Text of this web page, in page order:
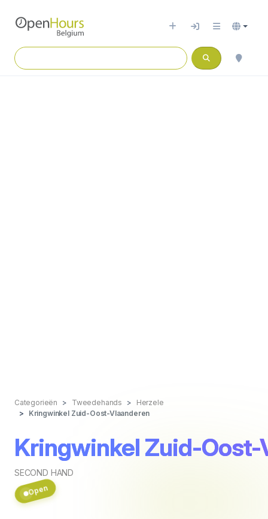
Categorieën Tweedehands
Herzele
Kringwinkel Zuid-Oost-Vlaanderen
Kringwinkel Zuid-Oost-
SECOND HAND
Open